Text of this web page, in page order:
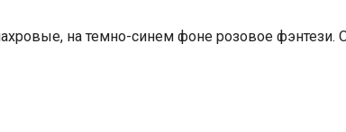
на темно-синем фоне розовое фэнтези.